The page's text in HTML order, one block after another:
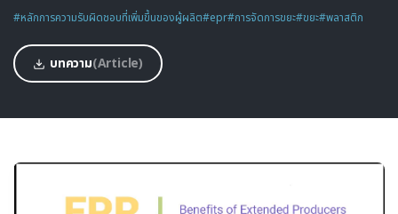
#หลักการความรับผิดชอบที่เพิ่มขึ้นของผู้ผลิต#epr#การจัดการขยะ#ขยะ#พลาสติก
บทความ(Article)